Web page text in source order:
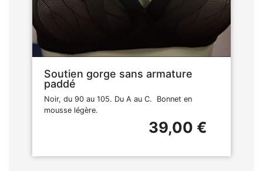
Soutien gorge sans armature
paddé
Noir, du 90 au 105. Du A au C. Bonnet en
mousse légère.
39,00 €